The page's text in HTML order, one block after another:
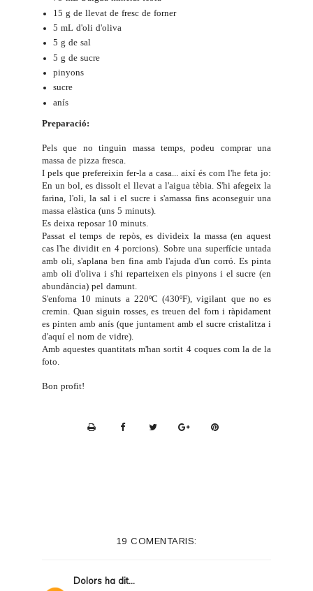
15 g de llevat de fresc de forner
5 mL d'oli d'oliva
5 g de sal
5 g de sucre
pinyons
sucre
anís
Preparació:
Pels que no tinguin massa temps, podeu comprar una
massa de pizza fresca.
I pels que prefereixin fer-la a casa... així és com l'he feta jo:
En un bol, es dissolt el llevat a l'aigua tèbia. S'hi afegeix la
farina, l'oli, la sal i el sucre i s'amassa fins aconseguir una
massa elàstica (uns 5 minuts).
Es deixa reposar 10 minuts.
Passat el temps de repòs, es divideix la massa (en aquest
cas l'he dividit en 4 porcions). Sobre una superfície untada
amb oli, s'aplana ben fina amb l'ajuda d'un corró. Es pinta
amb oli d'oliva i s'hi reparteixen els pinyons i el sucre (en
abundància) pel damunt.
S'enforna 10 minuts a 220ºC (430ºF), vigilant que no es
cremin. Quan siguin rosses, es treuen del forn i ràpidament
es pinten amb anís (que juntament amb el sucre cristalitza i
d'aquí el nom de vidre).
Amb aquestes quantitats m'han sortit 4 coques com la de la
foto.
Bon profit!
19 COMENTARIS:
Dolors ha dit...